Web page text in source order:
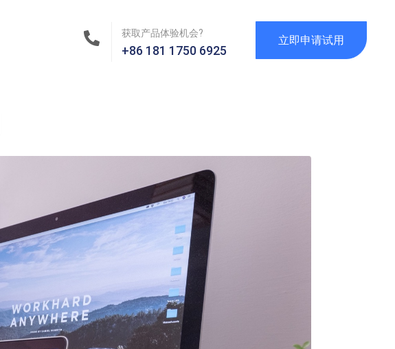
获取产品体验机会?
+86 181 1750 6925
立即申请试用